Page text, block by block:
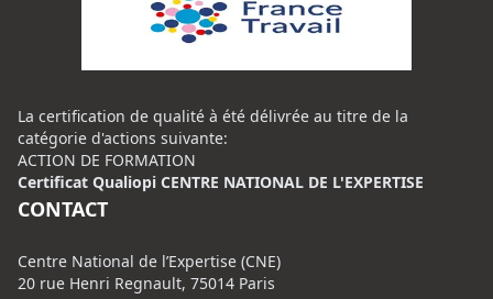
La certification de qualité à été délivrée au titre de la
catégorie d'actions suivante:
ACTION DE FORMATION
Certificat Qualiopi CENTRE NATIONAL DE L'EXPERTISE
CONTACT
Centre National de l’Expertise (CNE)
20 rue Henri Regnault, 75014 Paris